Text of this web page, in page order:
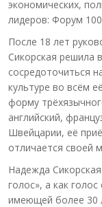
экономических,
лидеров: Форум
После 18 лет
Сикорская решила
сосредоточиться
культуре во всём
форму
английский,
Швейцарии, её
отличается своей
Надежда
голос», а как
имеющей более 30